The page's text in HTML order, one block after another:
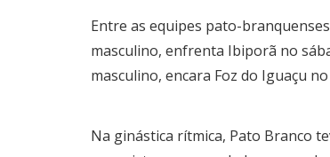
Entre as equipes pato-
masculino, enfrenta Ibiporã no
masculino, encara Foz do Iguaçu
Na ginástica rítmica, Pato Branco